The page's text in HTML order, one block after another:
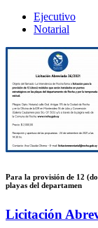
Ejecutivo
Notarial
Para la provisión de 12
playas del departamen
Licitación